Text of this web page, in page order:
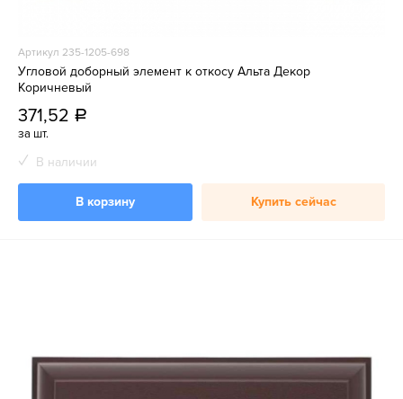
Артикул 235-1205-698
Угловой доборный элемент к откосу Альта Декор
Коричневый
371,52 a
за шт.
В наличии
В корзину Купить сейчас